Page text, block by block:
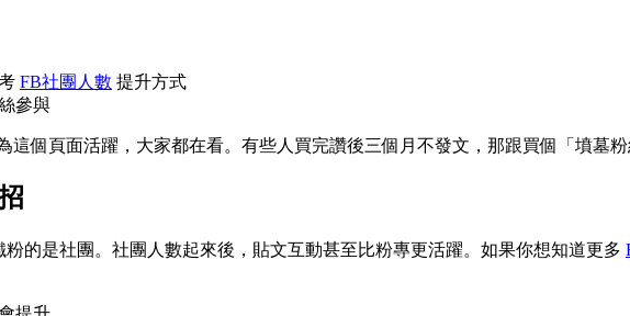
FB社團人數 提升方式
參與
這個頁面活躍，大家都在看。有些人買完讚後三個月不發文，那跟買個「墳墓粉
是社團。社團人數起來後，貼文互動甚至比粉專更活躍。如果你想知道更多